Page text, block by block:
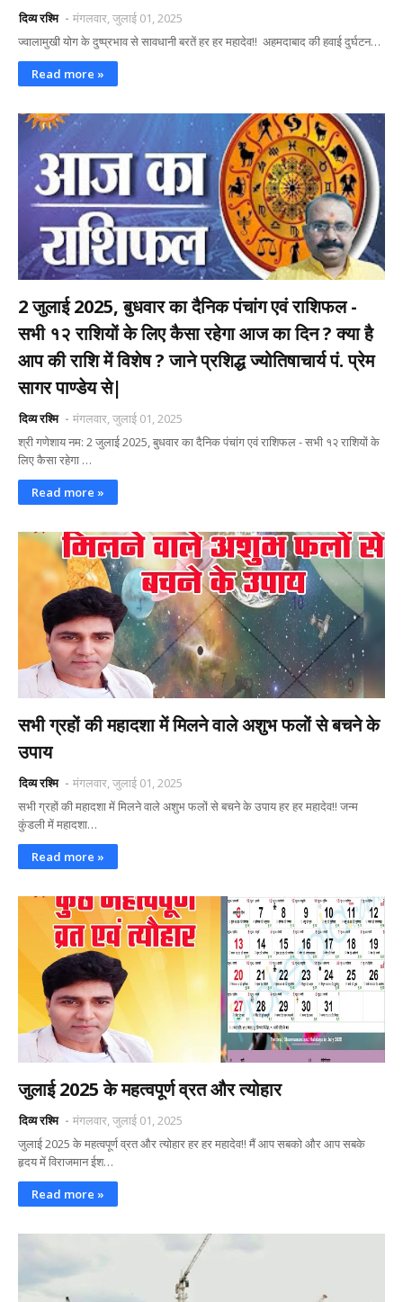
दिव्य रश्मि
मंगलवार, जुलाई 01, 2025
ज्वालामुखी योग के दुष्प्रभाव से सावधानी बरतें हर हर महादेव!! ‌ अहमदाबाद की हवाई दुर्घटन…
Read more »
2 जुलाई 2025, बुधवार का दैनिक पंचांग एवं राशिफल -
सभी १२ राशियों के लिए कैसा रहेगा आज का दिन ? क्या है
आप की राशि में विशेष ? जाने प्रशिद्ध ज्योतिषाचार्य पं. प्रेम
सागर पाण्डेय से|
दिव्य रश्मि
मंगलवार, जुलाई 01, 2025
श्री गणेशाय नम: 2 जुलाई 2025, बुधवार का दैनिक पंचांग एवं राशिफल - सभी १२ राशियों के
लिए कैसा रहेगा …
Read more »
सभी ग्रहों की महादशा में मिलने वाले अशुभ फलों से बचने के
उपाय
दिव्य रश्मि
मंगलवार, जुलाई 01, 2025
सभी ग्रहों की महादशा में मिलने वाले अशुभ फलों से बचने के उपाय हर हर महादेव!! जन्म
कुंडली में महादशा…
Read more »
जुलाई 2025 के महत्वपूर्ण व्रत और त्योहार
दिव्य रश्मि
मंगलवार, जुलाई 01, 2025
जुलाई 2025 के महत्वपूर्ण व्रत और त्योहार हर हर महादेव!! मैं आप सबको और आप सबके
हृदय में विराजमान ईश…
Read more »